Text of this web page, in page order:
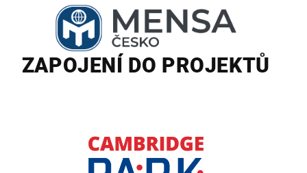
ZAPOJENÍ DO PROJEKTŮ